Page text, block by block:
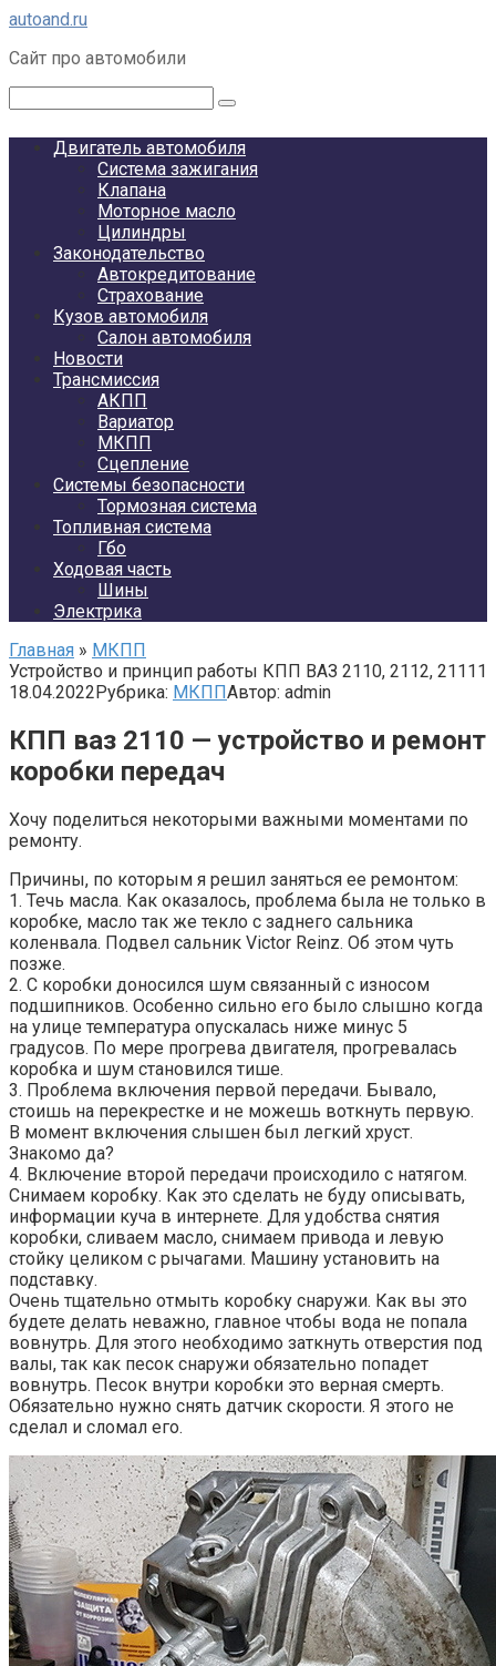
Перейти
контенту
autoand.ru
Сайт про автомобили
Двигатель автомобиля
Система зажигания
Клапана
Моторное масло
Цилиндры
Законодательство
Автокредитование
Страхование
Кузов автомобиля
Салон автомобиля
Новости
Трансмиссия
АКПП
Вариатор
МКПП
Сцепление
Системы безопасности
Тормозная система
Топливная система
Гбо
Ходовая часть
Шины
Электрика
Главная » МКПП
Устройство и принцип работы КПП ВАЗ 2110, 2112, 21111
18.04.2022Рубрика: МКППАвтор: admin
КПП ваз 2110 — устройство и ремонт
коробки передач
Хочу поделиться некоторыми важными моментами по
ремонту.
Причины, по которым я решил заняться ее ремонтом:
1. Течь масла. Как оказалось, проблема была не только в
коробке, масло так же текло с заднего сальника
коленвала. Подвел сальник Victor Reinz. Об этом чуть
позже.
2. С коробки доносился шум связанный с износом
подшипников. Особенно сильно его было слышно когда
на улице температура опускалась ниже минус 5
градусов. По мере прогрева двигателя, прогревалась
коробка и шум становился тише.
3. Проблема включения первой передачи. Бывало,
стоишь на перекрестке и не можешь воткнуть первую.
В момент включения слышен был легкий хруст.
Знакомо да?
4. Включение второй передачи происходило с натягом.
Снимаем коробку. Как это сделать не буду описывать,
информации куча в интернете. Для удобства снятия
коробки, сливаем масло, снимаем привода и левую
стойку целиком с рычагами. Машину установить на
подставку.
Очень тщательно отмыть коробку снаружи. Как вы это
будете делать неважно, главное чтобы вода не попала
вовнутрь. Для этого необходимо заткнуть отверстия под
валы, так как песок снаружи обязательно попадет
вовнутрь. Песок внутри коробки это верная смерть.
Обязательно нужно снять датчик скорости. Я этого не
сделал и сломал его.